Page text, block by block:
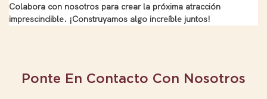
Colabora con nosotros para crear la próxima atracción
imprescindible. ¡Construyamos algo increíble juntos!
Ponte En Contacto Con Nosotros